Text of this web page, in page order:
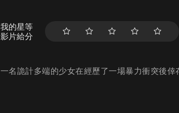
我的星等
影片給分
一名詭計多端的少女在經歷了一場暴力衝突後